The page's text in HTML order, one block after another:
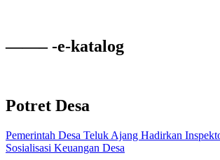
——– -e-katalog
Potret Desa
Pemerintah Desa Teluk Ajang Hadirkan
Sosialisasi Keuangan Desa